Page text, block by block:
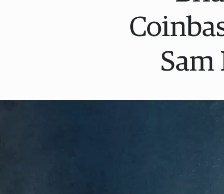
Sam